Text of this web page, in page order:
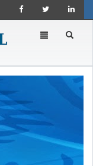
Toggle